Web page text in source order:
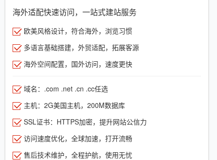
海外适配快速访问，一站式建站服务
欧美风格设计，符合海外，浏览习惯
多语言基础搭建，外贸适配，拓展客源
海外空间配置，国外访问，速度更快
域名：.com .net .cn .cc任选
主机：2G美国主机，200M数据库
SSL证书：HTTPS加密，提升网站公信力
访问速度优化，全球加速，打开流畅
售后技术维护，全程护航，使用无忧